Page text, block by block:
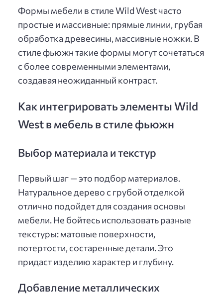
Формы мебели в стиле Wild West часто
простые и массивные: прямые линии, грубая
обработка древесины, массивные ножки. В
стиле фьюжн такие формы могут сочетаться
с более современными элементами,
создавая неожиданный контраст.
Как интегрировать элементы Wild
West в мебель в стиле фьюжн
Выбор материала и текстур
Первый шаг — это подбор материалов.
Натуральное дерево с грубой отделкой
отлично подойдет для создания основы
мебели. Не бойтесь использовать разные
текстуры: матовые поверхности,
потертости, состаренные детали. Это
придаст изделию характер и глубину.
Добавление металлических